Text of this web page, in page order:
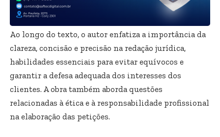
Ao longo do texto, o autor enfatiza a importância da
clareza, concisão e precisão na redação jurídica,
habilidades essenciais para evitar equívocos e
garantir a defesa adequada dos interesses dos
clientes. A obra também aborda questões
relacionadas à ética e à responsabilidade profissional
na elaboração das petições.